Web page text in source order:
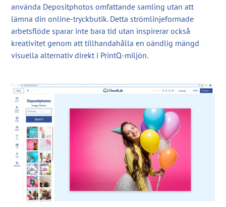
använda Depositphotos omfattande samling utan att
lämna din online-tryckbutik. Detta strömlinjeformade
arbetsflöde sparar inte bara tid utan inspirerar också
kreativitet genom att tillhandahålla en oändlig mängd
visuella alternativ direkt i PrintQ-miljön.